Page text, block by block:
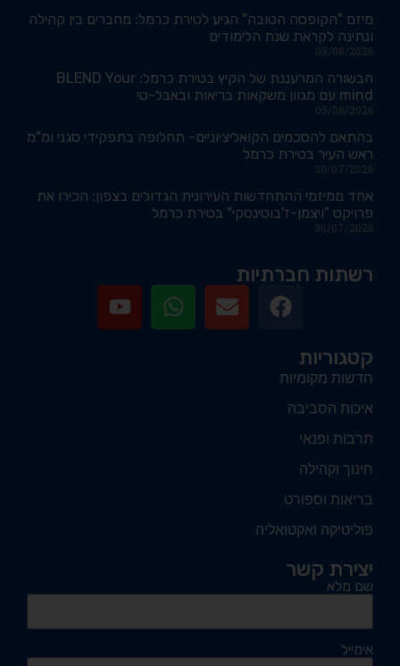
מיזם "הקופסה הטובה" הגיע לטירת כרמל: מחברים בין קהילה
ונתינה לקראת שנת הלימודים
05/08/2026
הבשורה המרעננת של הקיץ בטירת כרמל: BLEND Your
mind עם מגוון משקאות בריאות ובאבל-טי
05/08/2026
בהתאם להסכמים הקואליציוניים- תחלופה בתפקידי סגני ומ"מ
ראש העיר בטירת כרמל
30/07/2026
אחד ממיזמי ההתחדשות העירונית הגדולים בצפון: הכירו את
פרויקט "ויצמן-ז'בוטינסקי" בטירת כרמל
30/07/2026
רשתות חברתיות
קטגוריות
חדשות מקומיות
איכות הסביבה
תרבות ופנאי
חינוך וקהילה
בריאות וספורט
פוליטיקה ואקטואליה
יצירת קשר
שם מלא
אימייל